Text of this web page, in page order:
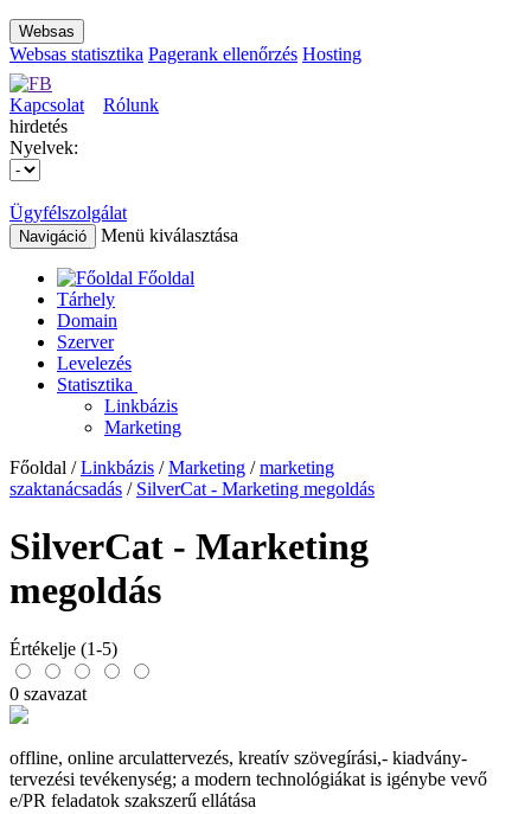
Websas
Websas statisztika Pagerank ellenőrzés Hosting
Kapcsolat
Rólunk
hirdetés
Nyelvek:
Ügyfélszolgálat
Navigáció Menü kiválasztása
Főoldal
Tárhely
Domain
Szerver
Levelezés
Statisztika
Linkbázis
Marketing
Főoldal /Linkbázis /Marketing /marketing
szaktanácsadás / SilverCat - Marketing megoldás
SilverCat - Marketing
megoldás
Értékelje (1-5)
0 szavazat
offline, online arculattervezés, kreatív szövegírási,- kiadvány-
tervezési tevékenység; a modern technológiákat is igénybe vevő
e/PR feladatok szakszerű ellátása